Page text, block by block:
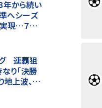
年から続い
へシーズ
現…７日
グ 連覇狙
り「決勝
地上波、国